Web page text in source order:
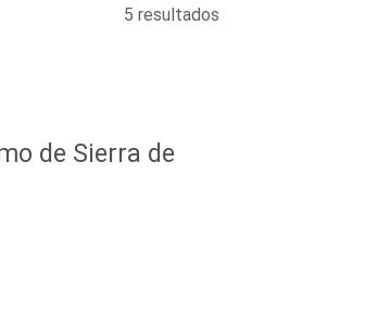
5 resultados
de Sierra de